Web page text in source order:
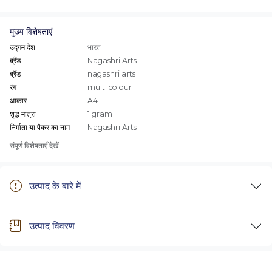
मुख्य विशेषताएं
उद्गम देश
भारत
ब्रैंड
Nagashri Arts
ब्रैंड
nagashri arts
रंग
multi colour
आकार
A4
शुद्ध मात्रा
1 gram
निर्माता या पैकर का नाम
Nagashri Arts
संपूर्ण विशेषताएँ देखें
उत्पाद के बारे में
उत्पाद विवरण